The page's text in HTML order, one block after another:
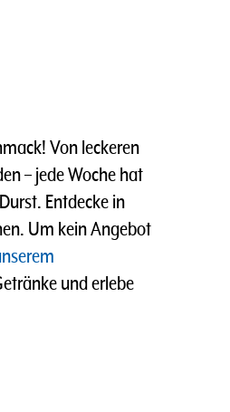
Von leckeren
– jede Woche hat
Entdecke in
Um kein Angebot
und erlebe